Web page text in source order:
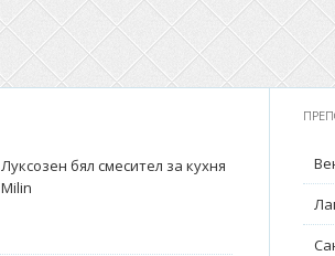
Луксозен бял смесител за кухня
Milin